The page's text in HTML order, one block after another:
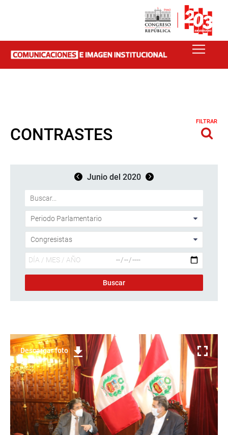
CONTRASTES
FILTRAR
Junio del 2020
Descargar foto